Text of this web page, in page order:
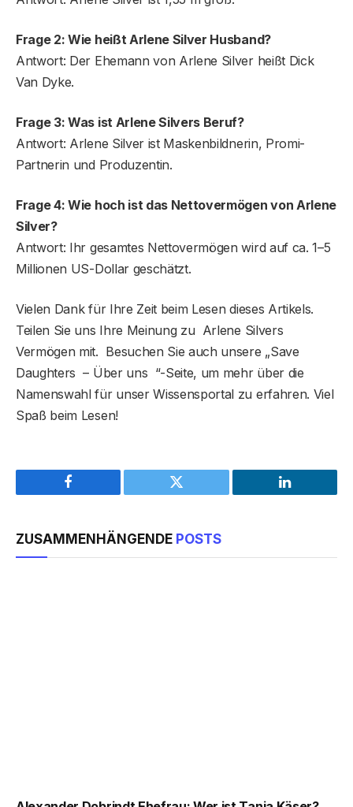
Frage 2: Wie heißt Arlene Silver Husband?
Antwort: Der Ehemann von Arlene Silver heißt Dick
Van Dyke.
Frage 3: Was ist Arlene Silvers Beruf?
Antwort: Arlene Silver ist Maskenbildnerin, Promi-
Partnerin und Produzentin.
Frage 4: Wie hoch ist das Nettovermögen von Arlene
Silver?
Antwort: Ihr gesamtes Nettovermögen wird auf ca. 1–5
Millionen US-Dollar geschätzt.
Vielen Dank für Ihre Zeit beim Lesen dieses Artikels.
Teilen Sie uns Ihre Meinung zu Arlene Silvers
Vermögen mit. Besuchen Sie auch unsere „Save
Daughters – Über uns “-Seite, um mehr über die
Namenswahl für unser Wissensportal zu erfahren. Viel
Spaß beim Lesen!
Facebook Twitter LinkedIn
ZUSAMMENHÄNGENDE POSTS